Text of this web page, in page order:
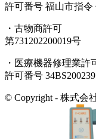
許可番号 福山市指令
・古物商許可
第731202200019号
・医療機器修理業許
許可番号 34BS200239
© Copyright - 株式会